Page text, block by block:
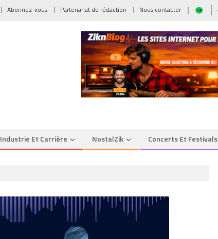
Abonnez-vous Partenariat de rédaction Nous contacter
Industrie Et Carrière NostalZik Concerts Et Festivals